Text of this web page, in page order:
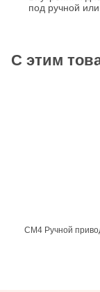
под ручной
С этим
CM4 Ручной